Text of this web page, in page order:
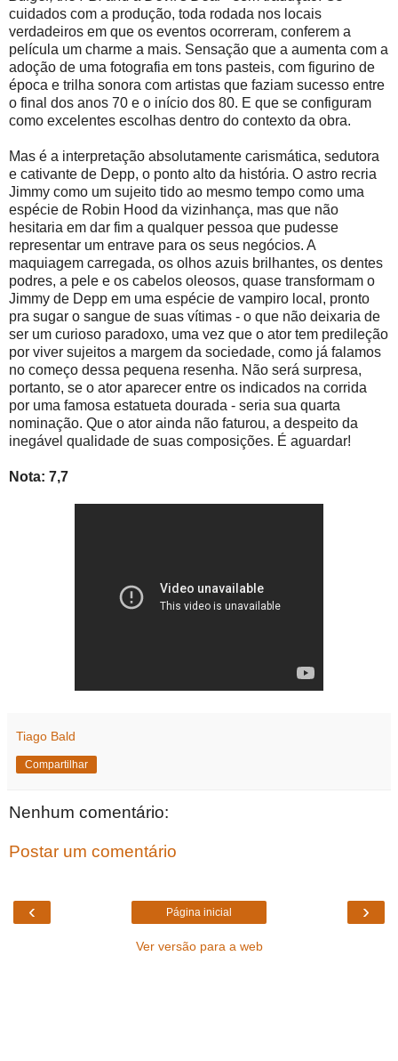
cuidados com a produção, toda rodada nos locais
verdadeiros em que os eventos ocorreram, conferem a
película um charme a mais. Sensação que a aumenta com a
adoção de uma fotografia em tons pasteis, com figurino de
época e trilha sonora com artistas que faziam sucesso entre
o final dos anos 70 e o início dos 80. E que se configuram
como excelentes escolhas dentro do contexto da obra.
Mas é a interpretação absolutamente carismática, sedutora
e cativante de Depp, o ponto alto da história. O astro recria
Jimmy como um sujeito tido ao mesmo tempo como uma
espécie de Robin Hood da vizinhança, mas que não
hesitaria em dar fim a qualquer pessoa que pudesse
representar um entrave para os seus negócios. A
maquiagem carregada, os olhos azuis brilhantes, os dentes
podres, a pele e os cabelos oleosos, quase transformam o
Jimmy de Depp em uma espécie de vampiro local, pronto
pra sugar o sangue de suas vítimas - o que não deixaria de
ser um curioso paradoxo, uma vez que o ator tem predileção
por viver sujeitos a margem da sociedade, como já falamos
no começo dessa pequena resenha. Não será surpresa,
portanto, se o ator aparecer entre os indicados na corrida
por uma famosa estatueta dourada - seria sua quarta
nominação. Que o ator ainda não faturou, a despeito da
inegável qualidade de suas composições. É aguardar!
Nota: 7,7
Tiago Bald
Compartilhar
Nenhum comentário:
Postar um comentário
‹ ›
Página inicial
Ver versão para a web